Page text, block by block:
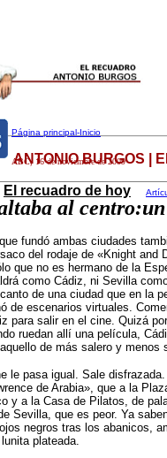
Página principal-Inicio
ABC, 16de noviembre de 2009
El recuadro de hoy
ANTONIO BURGOS |
al
fundó ambas ciudades
del rodaje de «Knight and
que no es hermano de la
como Cádiz, ni Sevilla
de una ciudad que en la
de escenarios virtuales.
para salir en el cine. Quizá
ruedan allí una película,
de más salero y menos
le pasa igual. Sale
de Arabia», que a la
y a la Casa de Pilatos, de
Sevilla, que es peor. Ya
negros tras los abanicos,
plateada.